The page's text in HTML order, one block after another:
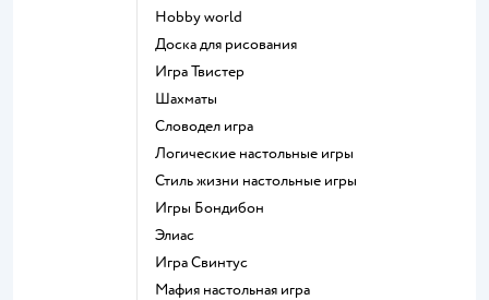
Hobby world
Доска для рисования
Игра Твистер
Шахматы
Словодел игра
Логические настольные игры
Стиль жизни настольные игры
Игры Бондибон
Элиас
Игра Свинтус
Мафия настольная игра